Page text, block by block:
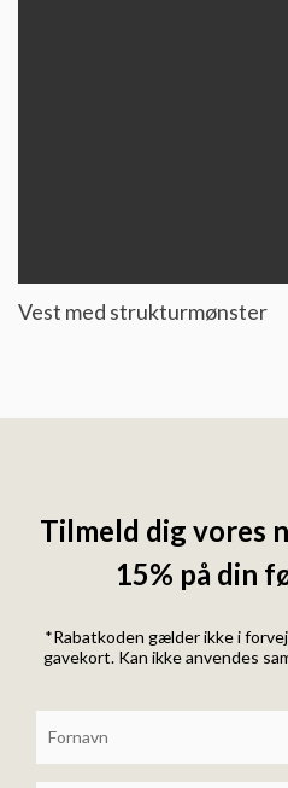
Vest med strukturmønster
Tilmeld dig vores
15% på din
*Rabatkoden gælder ikke i
gavekort. Kan ikke anvendes